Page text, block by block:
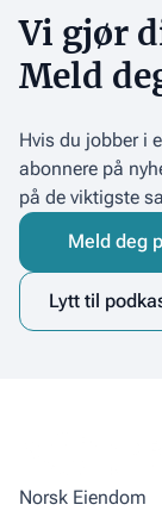
Vi gjør
Meld
Hvis du jobber i
abonnere på
på de viktigste
Meld deg
Lytt til
Norsk Eiendom